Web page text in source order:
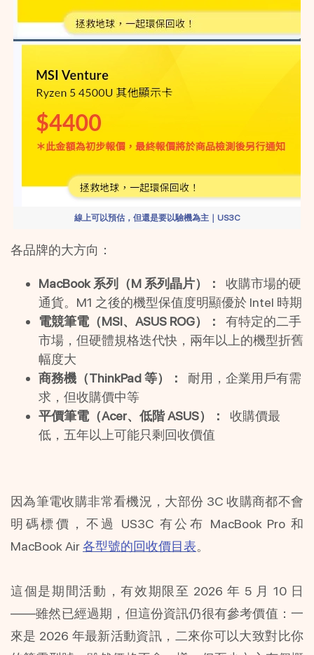
線上可以預估，但還是要以驗機為主｜US3C
各品牌的大方向：
MacBook 系列（M 系列晶片）：
  收購市場的硬
通貨。M1 之後的機型保值度明顯優於 Intel 時期
電競筆電（MSI、ASUS ROG）：
  有特定的二手
市場，但硬體規格迭代快，兩年以上的機型折舊
幅度大
商務機（ThinkPad 等）：
  耐用，企業用戶有需
求，但收購價中等
平價筆電（Acer、低階 ASUS）：
  收購價最
低，五年以上可能只剩回收價值
因為筆電收購非常看機況，大部份 3C 收購商都不會
明碼標價，不過 US3C 有公布 MacBook Pro 和
MacBook Air 各型號的回收價目表。
這個是期間活動，有效期限至 2026 年 5 月 10 日
——雖然已經過期，但這份資訊仍很有參考價值：一
來是 2026 年最新活動資訊，二來你可以大致對比你